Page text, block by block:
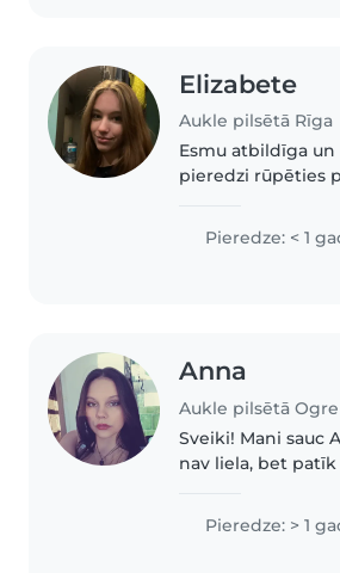
Elizabete
Aukle pilsētā Rīga
Esmu atbildīga
pieredzi rūpēties
mazāks brālis un
daudz mazāku
Pieredze: < 1
Anna
Aukle pilsētā Ogre
Sveiki! Mani sauc
nav liela, bet
kad bija vel
vecākās māsas 3
Pieredze: > 1